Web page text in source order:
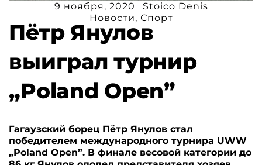
9 ноября, 2020
Stoico Denis
Новости, Спорт
Пётр Янулов
выиграл турнир
„Poland Open”
Гагаузский борец Пётр Янулов стал
победителем международного турнира UWW
„Poland Open”. В финале весовой категории до